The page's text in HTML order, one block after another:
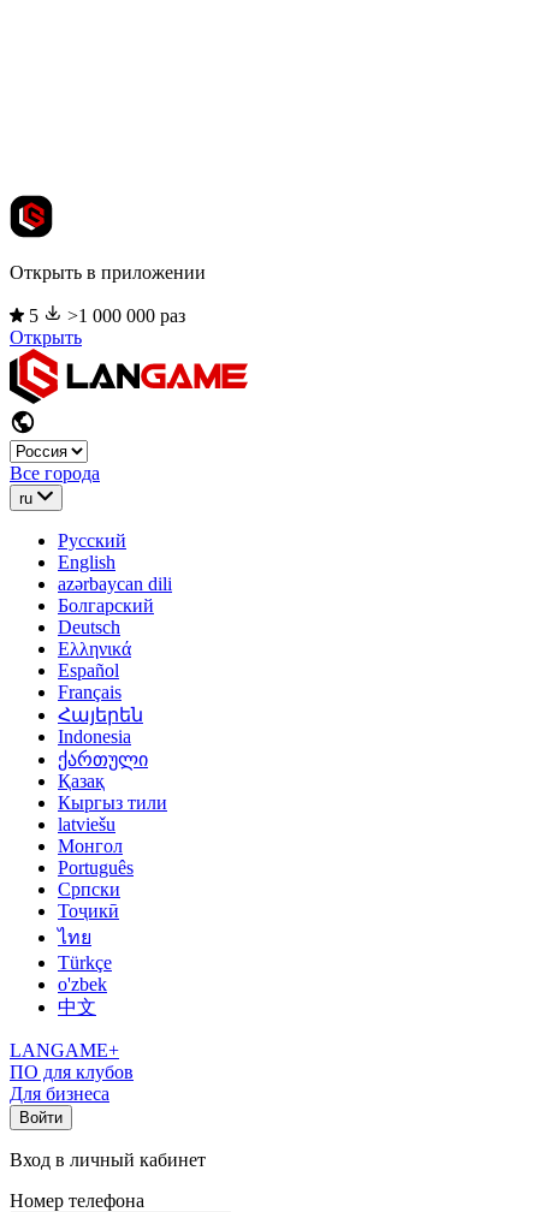
Открыть в приложении
5
>1 000 000 раз
Открыть
Все города
ru
Русский
English
azərbaycan dili
Болгарский
Deutsch
Ελληνικά
Español
Français
Հայերեն
Indonesia
ქართული
Қазақ
Кыргыз тили
latviešu
Монгол
Português
Српски
Тоҷикӣ
ไทย
Türkçe
o'zbek
中文
LANGAME+
ПО для клубов
Для бизнеса
Войти
Вход в личный кабинет
Номер телефона